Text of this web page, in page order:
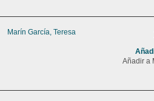
Marín García, Teresa
Añadir a